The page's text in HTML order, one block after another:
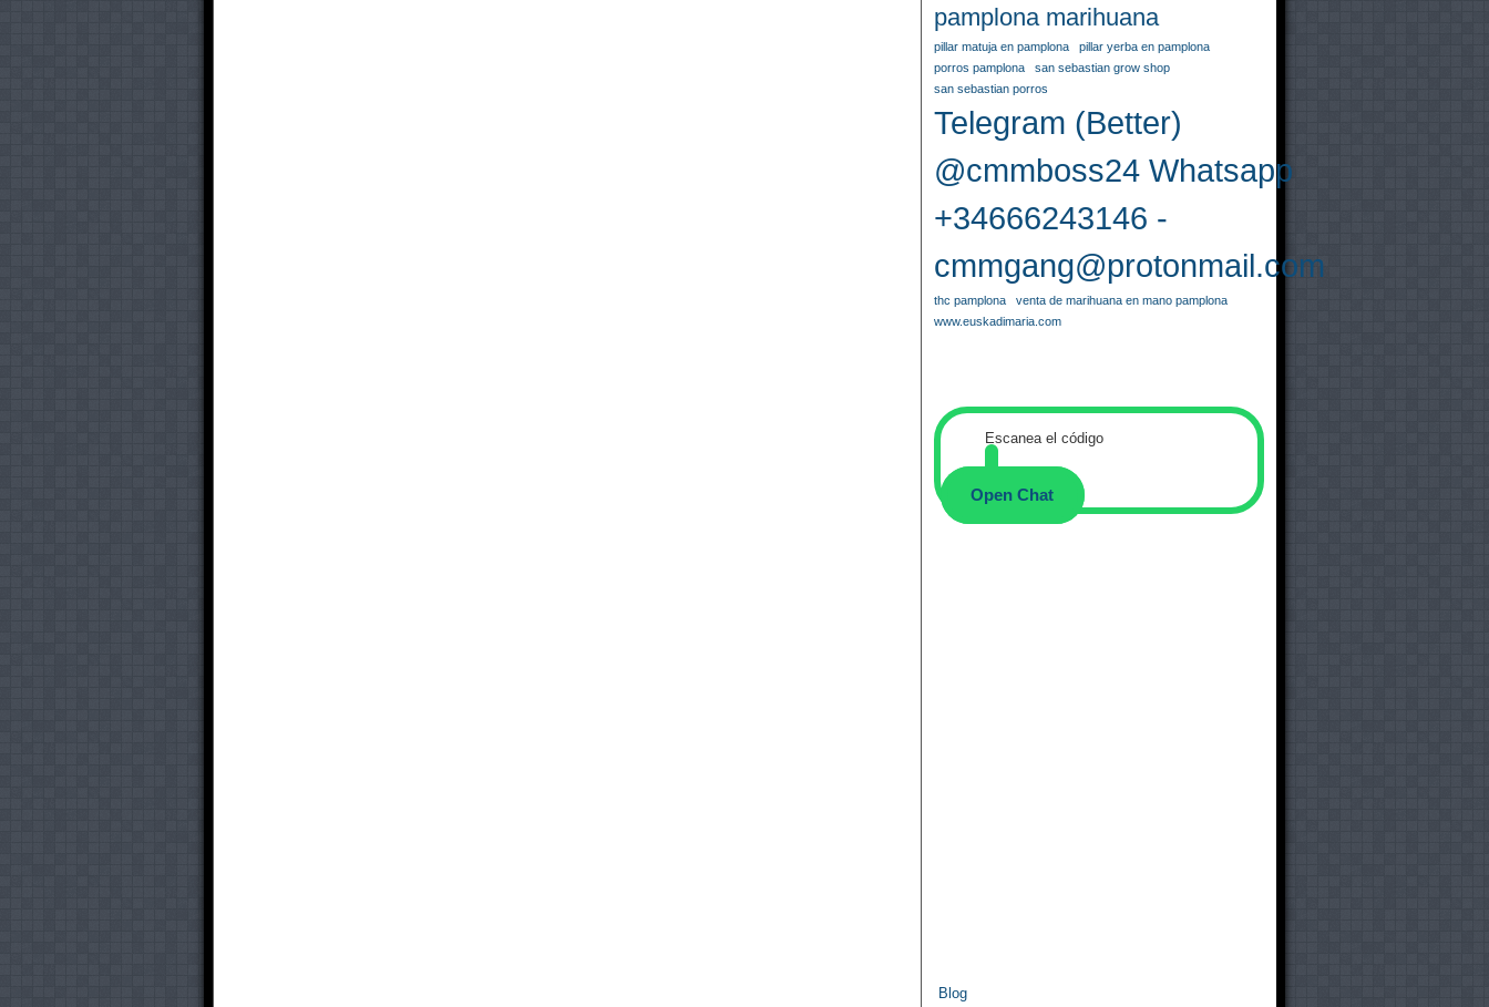
pamplona marihuana
pillar matuja en pamplona
pillar yerba en pamplona
porros pamplona
san sebastian grow shop
san sebastian porros
Telegram (Better)
@cmmboss24 Whatsapp
+34666243146 -
cmmgang@protonmail.com
thc pamplona
venta de marihuana en mano pamplona
www.euskadimaria.com
Escanea el código
Open Chat
Blog